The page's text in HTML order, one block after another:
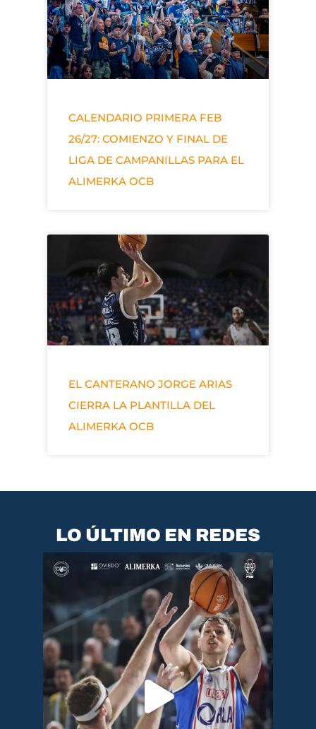
CALENDARIO PRIMERA FEB
26/27: COMIENZO Y FINAL DE
LIGA DE CAMPANILLAS PARA EL
ALIMERKA OCB
EL CANTERANO JORGE ARIAS
CIERRA LA PLANTILLA DEL
ALIMERKA OCB
LO ÚLTIMO EN REDES